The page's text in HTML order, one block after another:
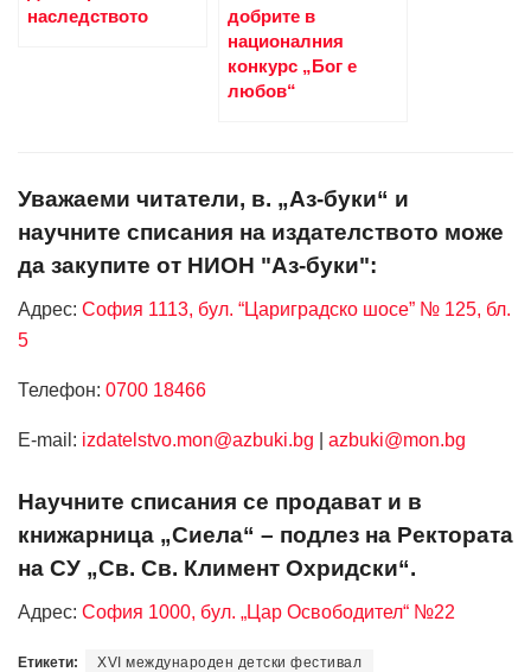
наследството
добрите в
националния
конкурс „Бог е
любов“
Уважаеми читатели, в. „Аз-буки“ и
научните списания на издателството може
да закупите от НИОН "Аз-буки":
Адрес: София 1113, бул. “Цариградско шосе” № 125, бл.
5
Телефон: 0700 18466
Е-mail: izdatelstvo.mon@azbuki.bg azbuki@mon.bg
Научните списания се продават и в
книжарница „Сиела“ – подлез на Ректората
на СУ „Св. Св. Климент Охридски“.
Адрес: София 1000, бул. „Цар Освободител“ №22
Етикети: XVI международен детски фестивал